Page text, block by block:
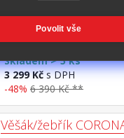
medovém odstínu dvě
sestavy Corona 2
Skladem>5 ks
3 299 Kčs DPH
-48% 6 390 Kč **
Věšák/žebřík
Povolit vše